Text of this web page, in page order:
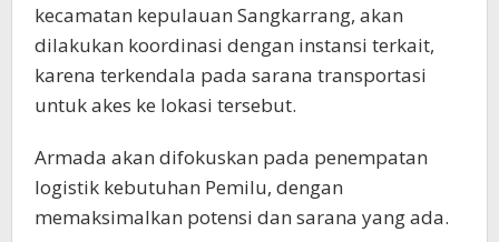
kecamatan kepulauan Sangkarrang, akan
dilakukan koordinasi dengan instansi terkait,
karena terkendala pada sarana transportasi
untuk akes ke lokasi tersebut.
Armada akan difokuskan pada penempatan
logistik kebutuhan Pemilu, dengan
memaksimalkan potensi dan sarana yang ada.